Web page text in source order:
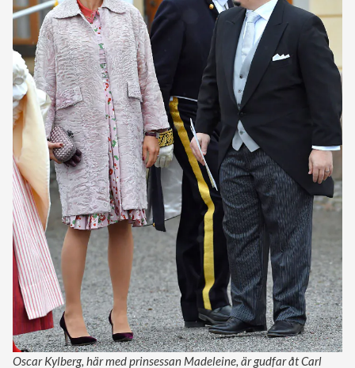
Oscar Kylberg, här med prinsessan Madeleine, är gudfar åt Carl